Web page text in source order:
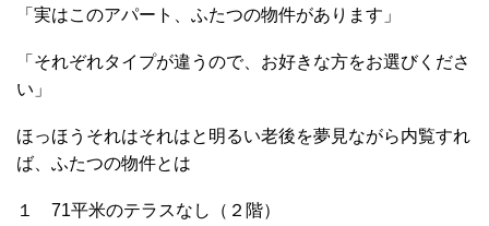
「実はこのアパート、ふたつの物件があります」
「それぞれタイプが違うので、お好きな方をお選びくださ
い」
ほっほうそれはそれはと明るい老後を夢見ながら内覧すれ
ば、ふたつの物件とは
１ 71平米のテラスなし（２階）